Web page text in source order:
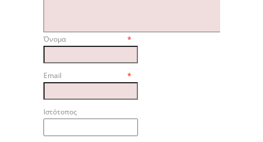
Όνομα*
Email*
Ιστότοπος